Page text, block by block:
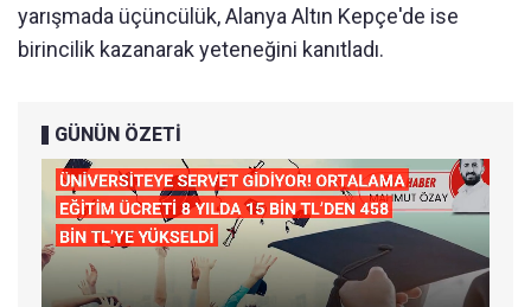
yarışmada üçüncülük, Alanya Altın Kepçe'de ise
birincilik kazanarak yeteneğini kanıtladı.
GÜNÜN ÖZETİ